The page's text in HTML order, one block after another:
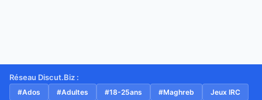
Réseau Discut.Biz :
#Ados #Adultes #18-25ans #Maghreb Jeux IRC